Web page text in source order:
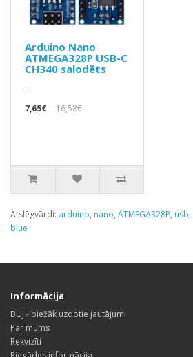
Arduino Nano
ATMEGA328P USB-C
CH340 salodēts
..
7,65€
16,58€
Atslēgvārdi: arduino, nano, ATMEGA328P, usb,
blue
Informācija
BUJ - biežāk uzdotie jautājumi
Par mums
Rekvizīti